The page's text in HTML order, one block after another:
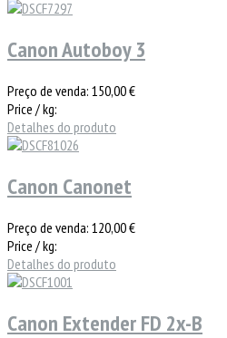
Canon Autoboy 3
Preço de venda: 150,00 €
Price / kg:
Detalhes do produto
Canon Canonet
Preço de venda: 120,00 €
Price / kg:
Detalhes do produto
Canon Extender FD 2x-B